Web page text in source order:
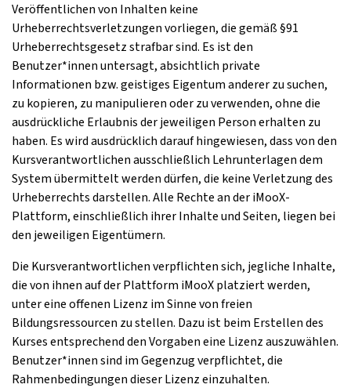
Veröffentlichen von Inhalten keine
Urheberrechtsverletzungen vorliegen, die gemäß §91
Urheberrechtsgesetz strafbar sind. Es ist den
Benutzer*innen untersagt, absichtlich private
Informationen bzw. geistiges Eigentum anderer zu suchen,
zu kopieren, zu manipulieren oder zu verwenden, ohne die
ausdrückliche Erlaubnis der jeweiligen Person erhalten zu
haben. Es wird ausdrücklich darauf hingewiesen, dass von den
Kursverantwortlichen ausschließlich Lehrunterlagen dem
System übermittelt werden dürfen, die keine Verletzung des
Urheberrechts darstellen. Alle Rechte an der iMooX-
Plattform, einschließlich ihrer Inhalte und Seiten, liegen bei
den jeweiligen Eigentümern.
Die Kursverantwortlichen verpflichten sich, jegliche Inhalte,
die von ihnen auf der Plattform iMooX platziert werden,
unter eine offenen Lizenz im Sinne von freien
Bildungsressourcen zu stellen. Dazu ist beim Erstellen des
Kurses entsprechend den Vorgaben eine Lizenz auszuwählen.
Benutzer*innen sind im Gegenzug verpflichtet, die
Rahmenbedingungen dieser Lizenz einzuhalten.